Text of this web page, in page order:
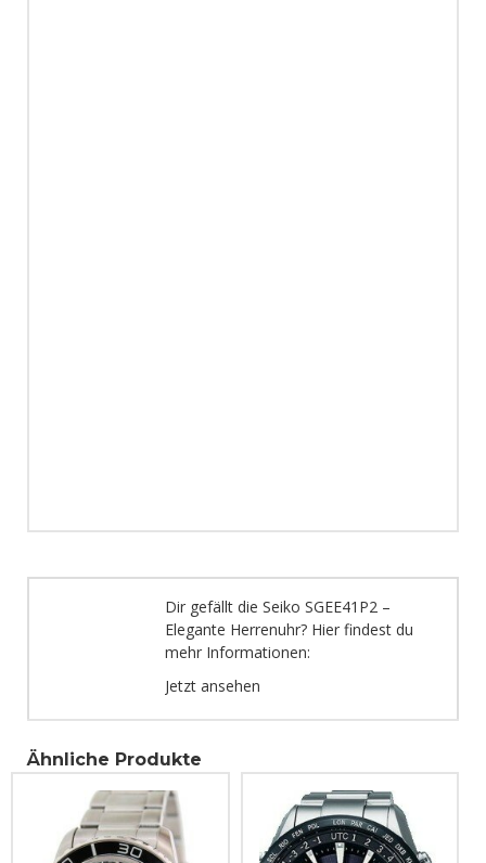
Dir gefällt die Seiko SGEE41P2 –
Elegante Herrenuhr? Hier findest du
mehr Informationen:
Jetzt ansehen
Ähnliche Produkte